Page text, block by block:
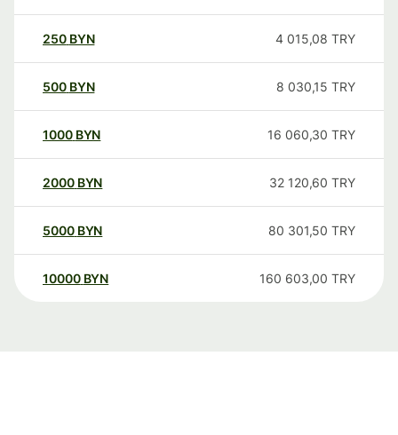
250 BYN 4 015,08 TRY
500 BYN 8 030,15 TRY
1000 BYN 16 060,30 TRY
2000 BYN 32 120,60 TRY
5000 BYN 80 301,50 TRY
10000 BYN 160 603,00 TRY